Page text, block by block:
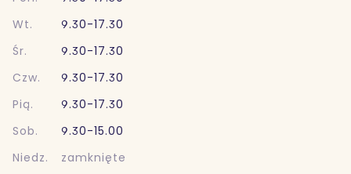
Wt.
9.30-17.30
Śr.
9.30-17.30
Czw.
9.30-17.30
Pią.
9.30-17.30
Sob.
9.30-15.00
Niedz.
zamknięte